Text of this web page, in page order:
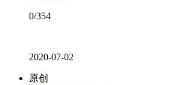
0/354
2020-07-02
原创